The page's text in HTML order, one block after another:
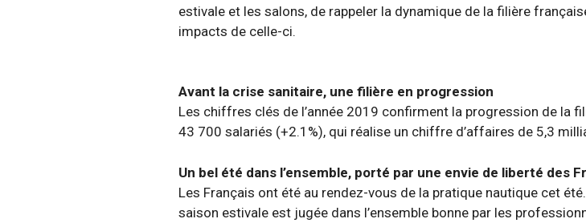
estivale et les salons, de rappeler la dynamique de la filière
impacts de celle-ci.
Avant la crise sanitaire, une filière en progression
Les chiffres clés de l’année 2019 confirment la progression de la
43 700 salariés (+2.1%), qui réalise un chiffre d’affaires de 5,3
Un bel été dans l’ensemble, porté par une envie de liberté des
Les Français ont été au rendez-vous de la pratique nautique cet
saison estivale est jugée dans l’ensemble bonne par les